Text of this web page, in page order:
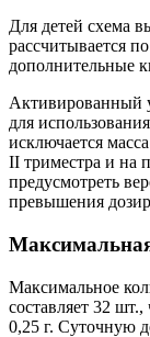
Для детей схема
рассчитывается
дополнительные
Активированный
для
исключается
II триместра и на
предусмотреть
превышения
Максимальное
составляет 32
0,25 г. Суточную